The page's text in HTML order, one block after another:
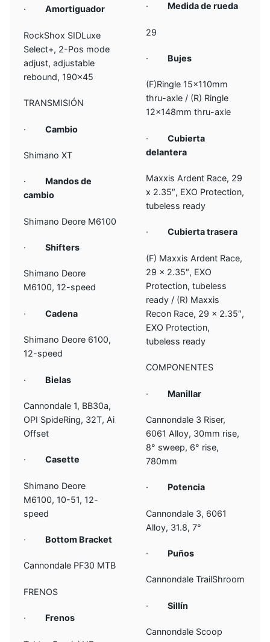
·Amortiguador
RockShox SIDLuxe
Select+, 2-Pos mode
adjust, adjustable
rebound, 190×45
TRANSMISIÓN
·Cambio
Shimano XT
· Mandos de
cambio
Shimano Deore M6100
·Shifters
Shimano Deore
M6100, 12-speed
·Cadena
Shimano Deore 6100,
12-speed
· Bielas
Cannondale 1, BB30a,
OPI SpideRing, 32T, Ai
Offset
·Casette
Shimano Deore
M6100, 10-51, 12-
speed
· Bottom Bracket
Cannondale PF30 MTB
FRENOS
· Frenos
· Medida de rueda
29
· Bujes
(F)Ringle 15x110mm
thru-axle / (R) Ringle
12x148mm thru-axle
·Cubierta
delantera
Maxxis Ardent Race, 29
x 2.35″, EXO Protection,
tubeless ready
·Cubierta trasera
(F) Maxxis Ardent Race,
29 x 2.35″, EXO
Protection, tubeless
ready / (R) Maxxis
Recon Race, 29 x 2.35″,
EXO Protection,
tubeless ready
COMPONENTES
· Manillar
Cannondale 3 Riser,
6061 Alloy, 30mm rise,
8° sweep, 6° rise,
780mm
· Potencia
Cannondale 3, 6061
Alloy, 31.8, 7°
· Puños
Cannondale TrailShroom
·Sillín
Cannondale Scoop